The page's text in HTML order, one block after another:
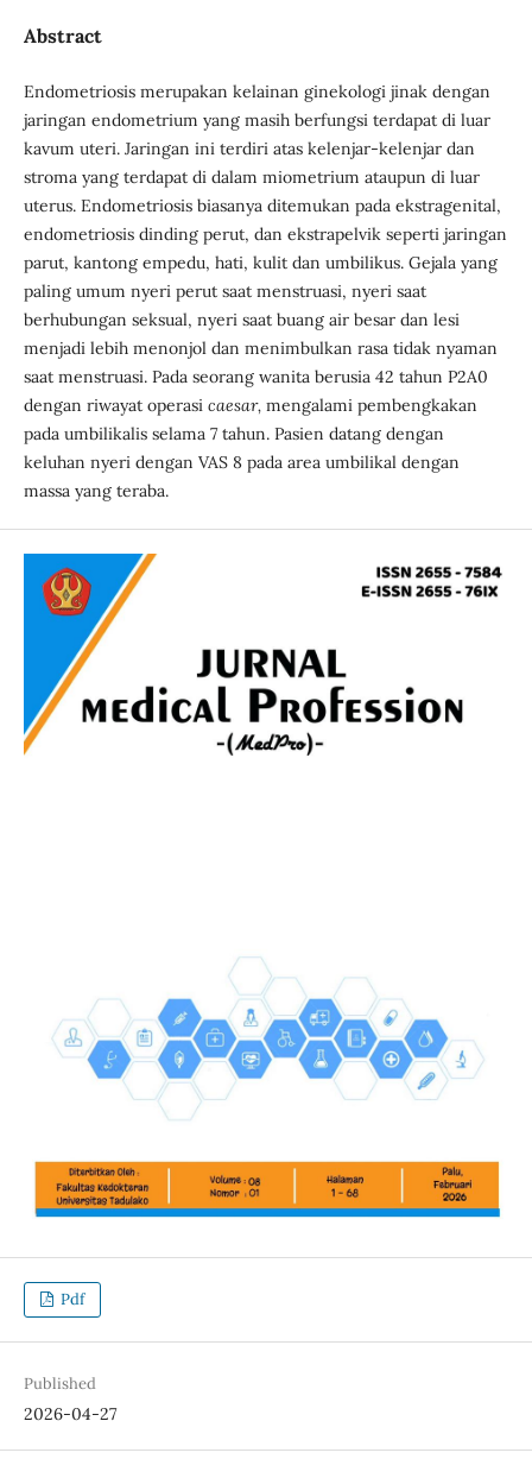
Abstract
Endometriosis merupakan kelainan ginekologi jinak dengan
jaringan endometrium yang masih berfungsi terdapat di luar
kavum uteri. Jaringan ini terdiri atas kelenjar-kelenjar dan
stroma yang terdapat di dalam miometrium ataupun di luar
uterus. Endometriosis biasanya ditemukan pada ekstragenital,
endometriosis dinding perut, dan ekstrapelvik seperti jaringan
parut, kantong empedu, hati, kulit dan umbilikus. Gejala yang
paling umum nyeri perut saat menstruasi, nyeri saat
berhubungan seksual, nyeri saat buang air besar dan lesi
menjadi lebih menonjol dan menimbulkan rasa tidak nyaman
saat menstruasi. Pada seorang wanita berusia 42 tahun P2A0
dengan riwayat operasi caesar, mengalami pembengkakan
pada umbilikalis selama 7 tahun. Pasien datang dengan
keluhan nyeri dengan VAS 8 pada area umbilikal dengan
massa yang teraba.
Pdf
Published
2026-04-27